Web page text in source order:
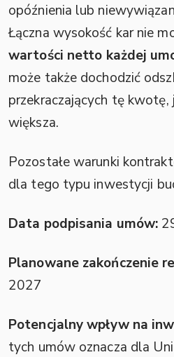
opóźnienia lub
Łączna wysokość kar nie
wartości netto każdej
może także dochodzić
przekraczających tę
większa.
Pozostałe warunki
dla tego typu inwestycji
Data podpisania umów:
Planowane zakończenie
2027
Potencjalny wpływ na
tych umów oznacza dla